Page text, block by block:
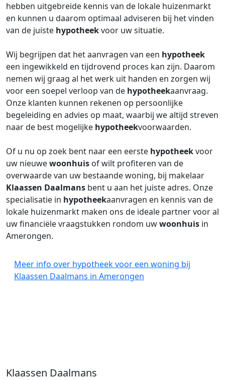
Klaassen Daalmans
hebben uitgebreide kennis van de lokale huizenmarkt
en kunnen u daarom optimaal adviseren bij het vinden
van de juiste hypotheekvoor uw situatie.
Wij begrijpen dat het aanvragen van een hypotheek
een ingewikkeld en tijdrovend proces kan zijn. Daarom
nemen wij graag al het werk uit handen en zorgen wij
voor een soepel verloop van de hypotheekaanvraag.
Onze klanten kunnen rekenen op persoonlijke
begeleiding en advies op maat, waarbij we altijd streven
naar de best mogelijke hypotheekvoorwaarden.
Of u nu op zoek bent naar een eerste hypotheekvoor
uw nieuwewoonhuis of wilt profiteren van de
overwaarde van uw bestaande woning, bij makelaar
Klaassen Daalmans bent u aan het juiste adres. Onze
specialisatie in hypotheekaanvragen en kennis van de
lokale huizenmarkt maken ons de ideale partner voor al
uw financiële vraagstukken rondom uwwoonhuis in
Amerongen.
Meer info over hypotheek voor een woning bij
Klaassen Daalmans in Amerongen